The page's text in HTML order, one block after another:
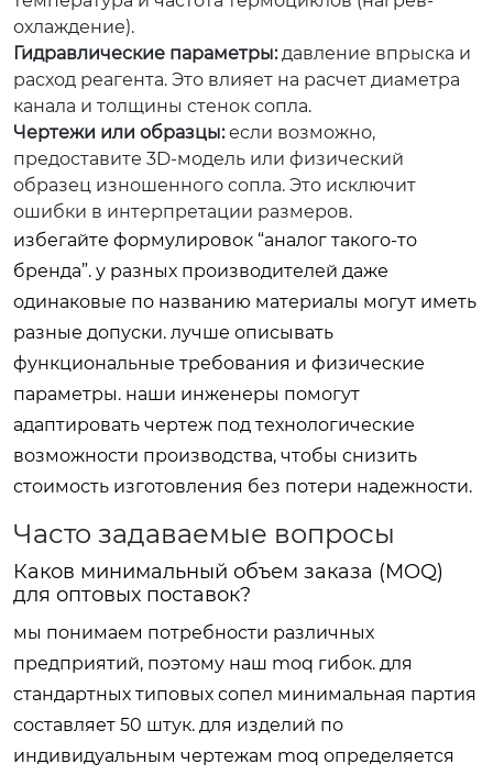
охлаждение).
Гидравлические параметры:давление впрыска и
расход реагента. Это влияет на расчет диаметра
канала и толщины стенок сопла.
Чертежи или образцы:если возможно,
предоставите 3D-модель или физический
образец изношенного сопла. Это исключит
ошибки в интерпретации размеров.
избегайте формулировок “аналог такого-то
бренда”. у разных производителей даже
одинаковые по названию материалы могут иметь
разные допуски. лучше описывать
функциональные требования и физические
параметры. наши инженеры помогут
адаптировать чертеж под технологические
возможности производства, чтобы снизить
стоимость изготовления без потери надежности.
Часто задаваемые вопросы
Каков минимальный объем заказа (MOQ)
для оптовых поставок?
мы понимаем потребности различных
предприятий, поэтому наш moq гибок. для
стандартных типовых сопел минимальная партия
составляет 50 штук. для изделий по
индивидуальным чертежам moq определяется